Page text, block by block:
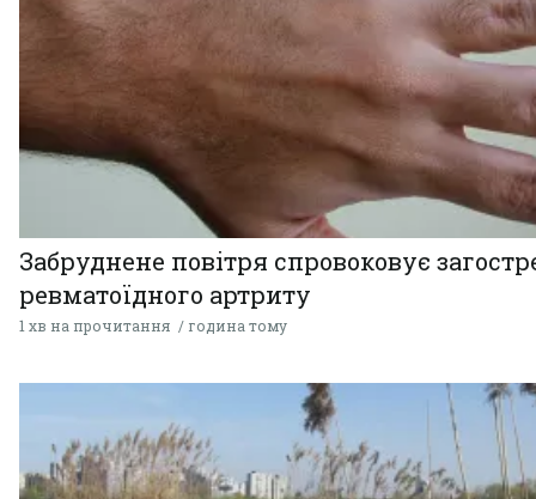
Забруднене повітря спровоковує
ревматоїдного артриту
1 хв на прочитання година тому